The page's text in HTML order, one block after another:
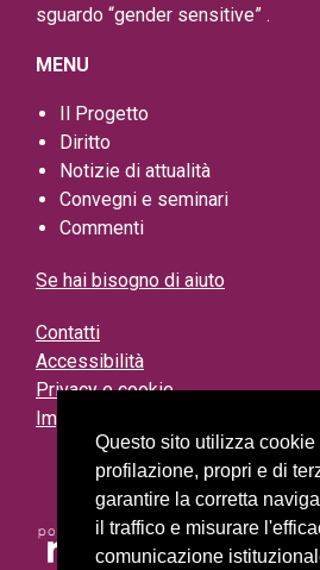
Questo sito utilizza cookie
profilazione, propri e di
garantire la corretta
il traffico e misurare
comunicazione
sguardo “gender sensitive” .
MENU
Il Progetto
Diritto
Notizie di attualità
Convegni e seminari
Commenti
Se hai bisogno di aiuto
Contatti
Accessibilità
Privacy e cookie
Impostazioni cookie